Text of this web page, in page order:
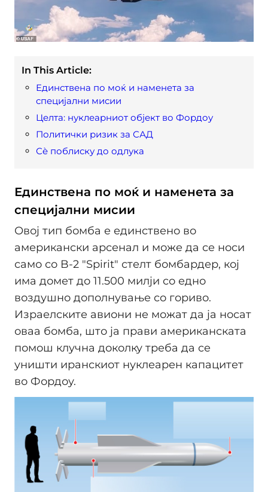
In This Article:
Единствена по моќ и наменета за
специјални мисии
Целта: нуклеарниот објект во Фордоу
Политички ризик за САД
Сè поблиску до одлука
Единствена по моќ и наменета за
специјални мисии
Овој тип бомба е единствено во
американски арсенал и може да се носи
само со B-2 "Spirit" стелт бомбардер, кој
има домет до 11.500 милји со едно
воздушно дополнување со гориво.
Израелските авиони не можат да ја носат
оваа бомба, што ја прави американската
помош клучна доколку треба да се
уништи иранскиот нуклеарен капацитет
во Фордоу.